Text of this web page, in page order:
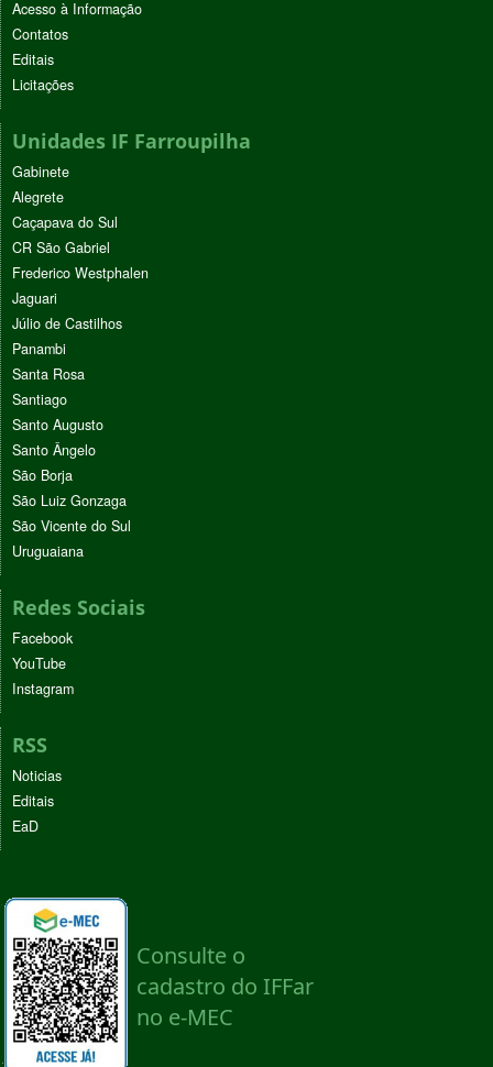
Acesso à Informação
Contatos
Editais
Licitações
Unidades IF Farroupilha
Gabinete
Alegrete
Caçapava do Sul
CR São Gabriel
Frederico Westphalen
Jaguari
Júlio de Castilhos
Panambi
Santa Rosa
Santiago
Santo Augusto
Santo Ângelo
São Borja
São Luiz Gonzaga
São Vicente do Sul
Uruguaiana
Redes Sociais
Facebook
YouTube
Instagram
RSS
Noticias
Editais
EaD